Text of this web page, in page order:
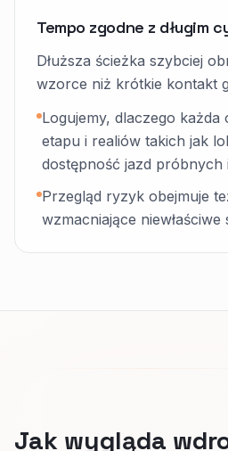
Tempo zgodne z długim
Dłuższa ścieżka szybciej
wzorce niż krótkie kontakt
Logujemy, dlaczego każda
etapu i realiów takich jak
dostępność jazd próbnych
Przegląd ryzyk obejmuje
wzmacniające niewłaściwe
Jak wygląda